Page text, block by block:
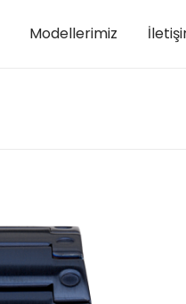
Modellerimiz